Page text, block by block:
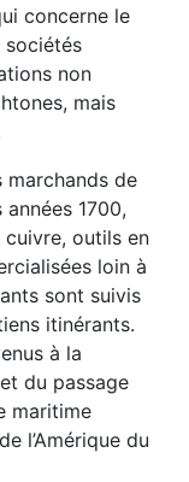
concerne le
sociétés
non
mais
marchands de
1700,
cuivre, outils en
loin à
sont suivis
itinérants.
à la
du passage
maritime
l’Amérique du